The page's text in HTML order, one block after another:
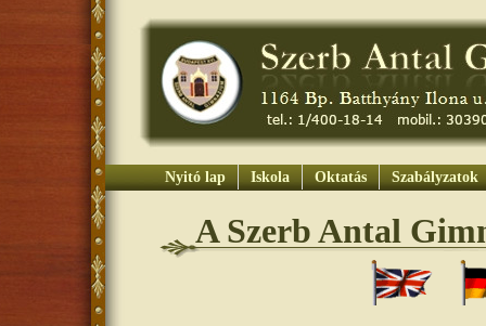
Nyitó lap Iskola Oktatás Szabályzatok
A Szerb Antal